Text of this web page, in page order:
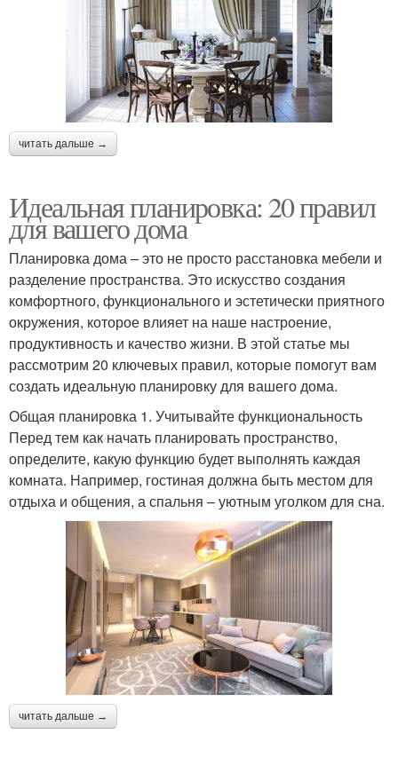
читать дальше →
Идеальная планировка: 20 правил
для вашего дома
Планировка дома – это не просто расстановка мебели и
разделение пространства. Это искусство создания
комфортного, функционального и эстетически приятного
окружения, которое влияет на наше настроение,
продуктивность и качество жизни. В этой статье мы
рассмотрим 20 ключевых правил, которые помогут вам
создать идеальную планировку для вашего дома.
Общая планировка 1. Учитывайте функциональность
Перед тем как начать планировать пространство,
определите, какую функцию будет выполнять каждая
комната. Например, гостиная должна быть местом для
отдыха и общения, а спальня – уютным уголком для сна.
читать дальше →